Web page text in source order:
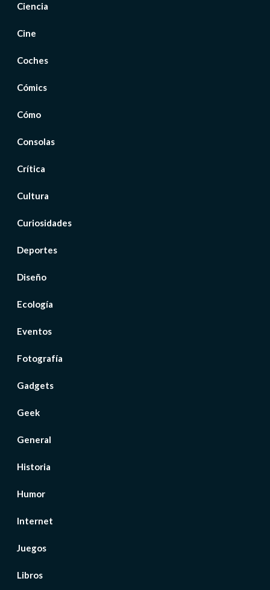
Ciencia
Cine
Coches
Cómics
Cómo
Consolas
Crítica
Cultura
Curiosidades
Deportes
Diseño
Ecología
Eventos
Fotografía
Gadgets
Geek
General
Historia
Humor
Internet
Juegos
Libros